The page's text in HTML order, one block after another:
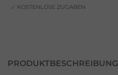
KOSTENLOSE ZUGABEN
PRODUKTBESCHREIBUNG